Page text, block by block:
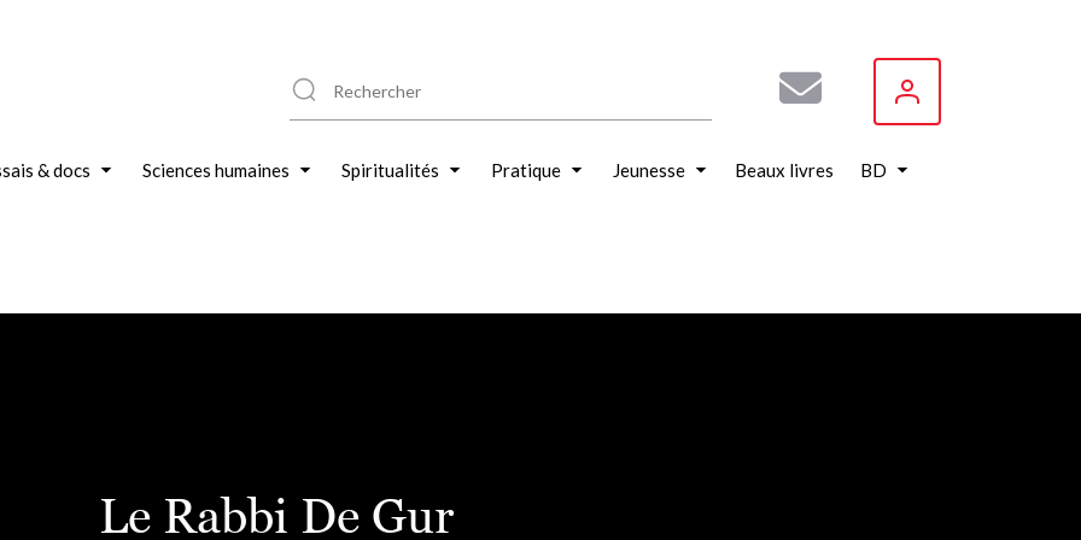
& docs Sciences humaines Spiritualités Pratique Jeunesse Beaux livres BD
Le Rabbi De Gur